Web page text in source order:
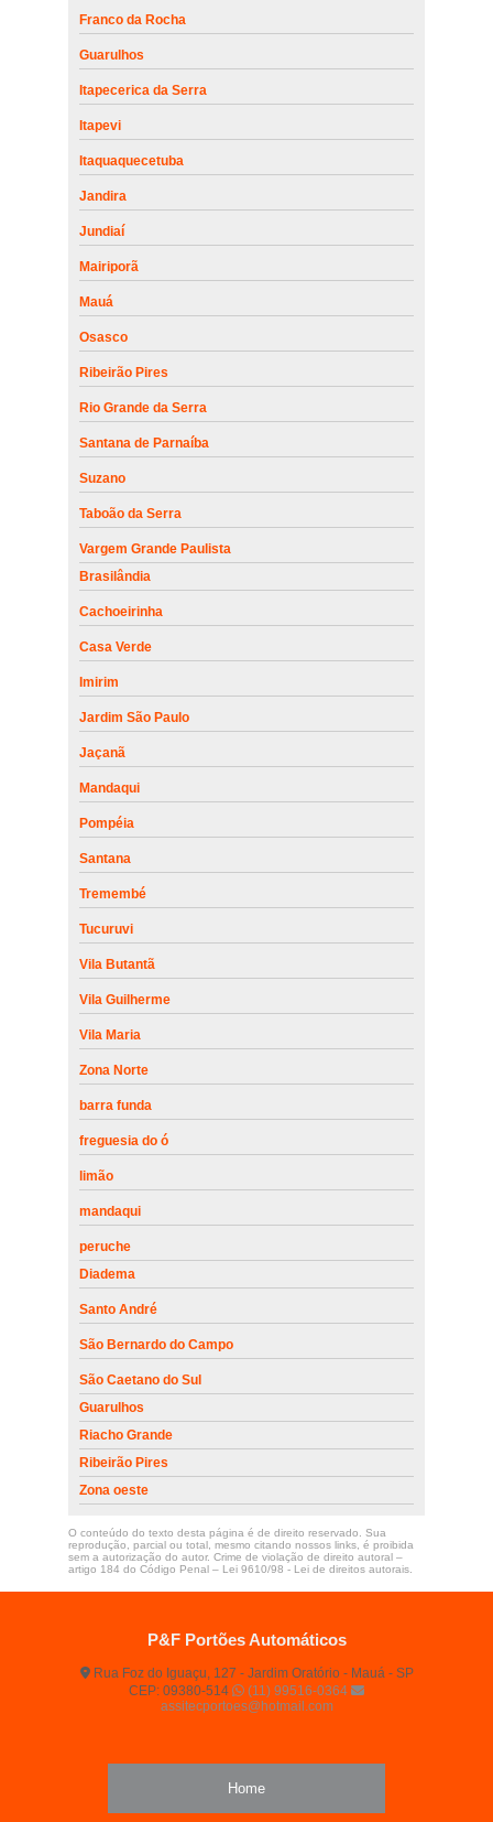
Franco da Rocha
Guarulhos
Itapecerica da Serra
Itapevi
Itaquaquecetuba
Jandira
Jundiaí
Mairiporã
Mauá
Osasco
Ribeirão Pires
Rio Grande da Serra
Santana de Parnaíba
Suzano
Taboão da Serra
Vargem Grande Paulista
Brasilândia
Cachoeirinha
Casa Verde
Imirim
Jardim São Paulo
Jaçanã
Mandaqui
Pompéia
Santana
Tremembé
Tucuruvi
Vila Butantã
Vila Guilherme
Vila Maria
Zona Norte
barra funda
freguesia do ó
limão
mandaqui
peruche
Diadema
Santo André
São Bernardo do Campo
São Caetano do Sul
Guarulhos
Riacho Grande
Ribeirão Pires
Zona oeste
O conteúdo do texto desta página é de direito reservado. Sua
reprodução, parcial ou total, mesmo citando nossos links, é proibida
sem a autorização do autor. Crime de violação de direito autoral –
artigo 184 do Código Penal – Lei 9610/98 - Lei de direitos autorais.
P&F Portões Automáticos
Rua Foz do Iguaçu, 127 - Jardim Oratório - Mauá - SP
CEP: 09380-514
(11) 99516-0364
assitecportoes@hotmail.com
Home